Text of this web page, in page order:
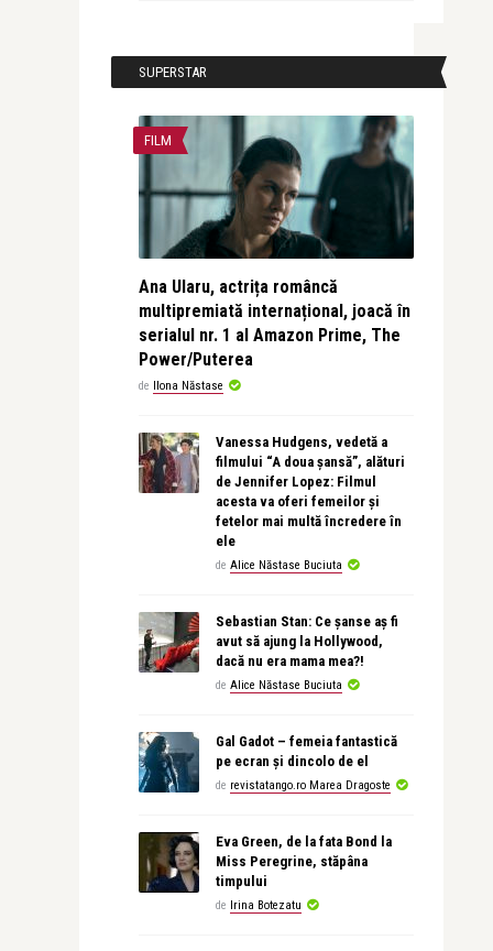
SUPERSTAR
FILM
Ana Ularu, actrița româncă
multipremiată internațional, joacă în
serialul nr. 1 al Amazon Prime, The
Power/Puterea
de Ilona Năstase
Vanessa Hudgens, vedetă a
filmului “A doua șansă”, alături
de Jennifer Lopez: Filmul
acesta va oferi femeilor și
fetelor mai multă încredere în
ele
de Alice Năstase Buciuta
Sebastian Stan: Ce șanse aș fi
avut să ajung la Hollywood,
dacă nu era mama mea?!
de Alice Năstase Buciuta
Gal Gadot – femeia fantastică
pe ecran și dincolo de el
de revistatango.ro Marea Dragoste
Eva Green, de la fata Bond la
Miss Peregrine, stăpâna
timpului
de Irina Botezatu